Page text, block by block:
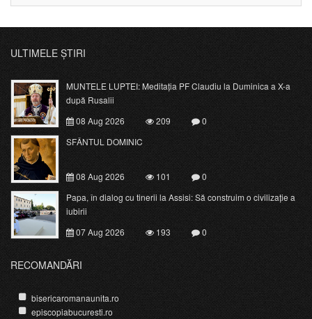
ULTIMELE ȘTIRI
MUNTELE LUPTEI: Meditația PF Claudiu la Duminica a X-a
după Rusalii
08 Aug 2026
209
0
SFÂNTUL DOMINIC
08 Aug 2026 101
0
Papa, în dialog cu tinerii la Assisi: Să construim o civilizație a
iubirii
07 Aug 2026
193 0
RECOMANDĂRI
bisericaromanaunita.ro
episcopiabucuresti.ro